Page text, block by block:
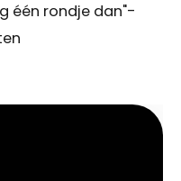
één rondje dan"-